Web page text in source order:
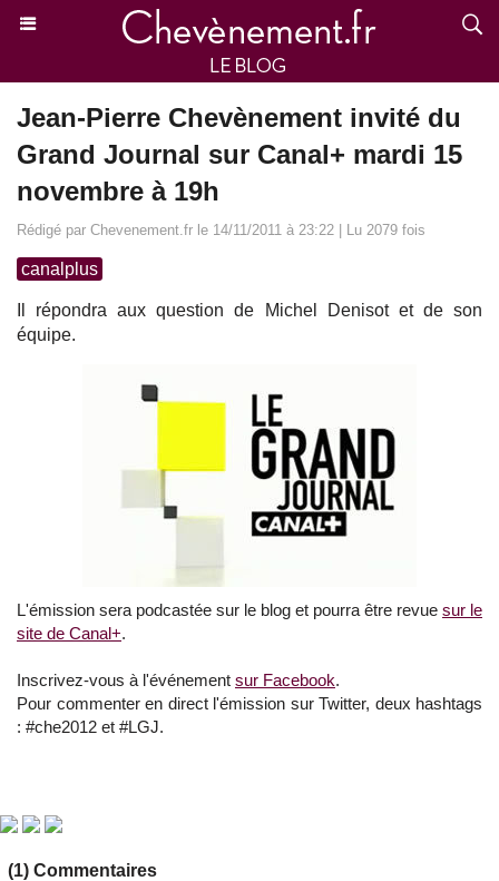
Jean-Pierre Chevènement invité du
Grand Journal sur Canal+ mardi 15
novembre à 19h
Rédigé par Chevenement.fr le 14/11/2011 à 23:22 | Lu 2079 fois
canalplus
Il répondra aux question de Michel Denisot et de son
équipe.
L'émission sera podcastée sur le blog et pourra être revue sur le
site de Canal+.
Inscrivez-vous à l'événement sur Facebook.
Pour commenter en direct l'émission sur Twitter, deux hashtags
: #che2012 et #LGJ.
(1) Commentaires